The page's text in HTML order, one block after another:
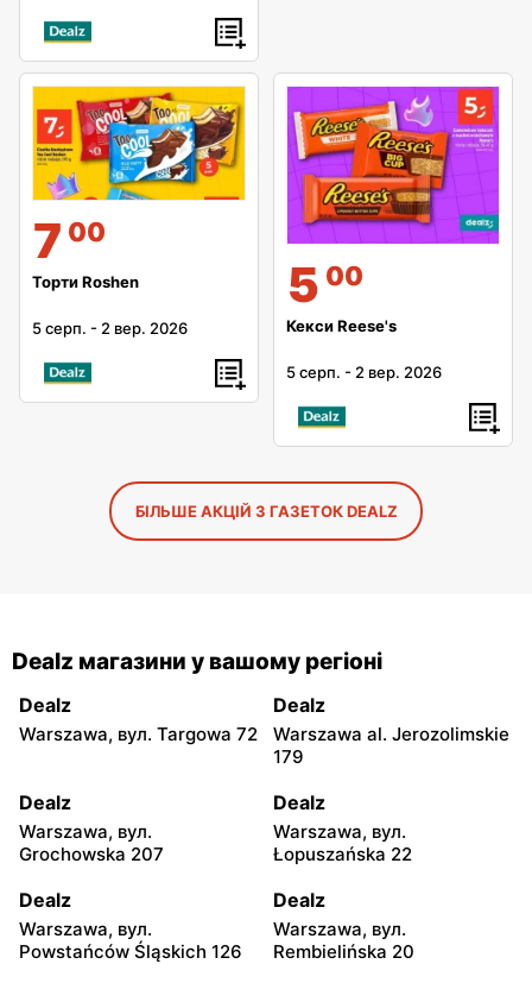
7 00
Торти Roshen
5 серп. - 2 вер. 2026
5 00
Кекси Reese's
5 серп. - 2 вер. 2026
БІЛЬШЕ АКЦІЙ З ГАЗЕТОК DEALZ
Dealz магазини у вашому регіоні
Dealz
Warszawa, вул. Targowa 72
Dealz
Warszawa al. Jerozolimskie
179
Dealz
Warszawa, вул.
Grochowska 207
Dealz
Warszawa, вул.
Łopuszańska 22
Dealz
Warszawa, вул.
Powstańców Śląskich 126
Dealz
Warszawa, вул.
Rembielińska 20